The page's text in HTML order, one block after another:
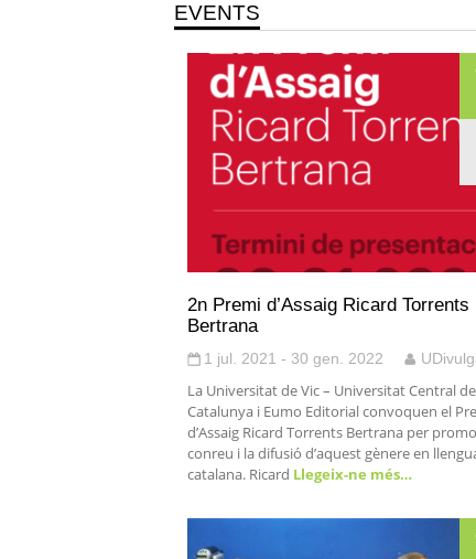
EVENTS
2n Premi d’Assaig Ricard Torrents
Bertrana
1 jul. 2021 - 30 gen. 2022
La Universitat de Vic – Universitat Central de
Catalunya i Eumo Editorial convoquen el
d’Assaig Ricard Torrents Bertrana per
conreu i la difusió d’aquest gènere en
catalana. Ricard Llegeix-ne més…